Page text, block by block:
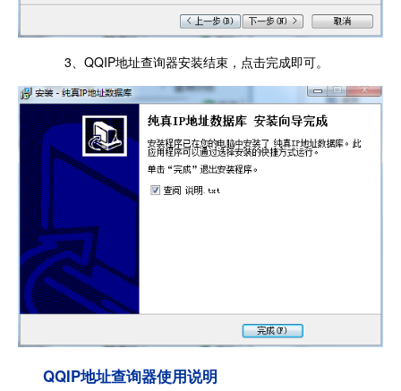
3、QQIP地址查询器安装结束，点击完成即可。
QQIP地址查询器使用说明